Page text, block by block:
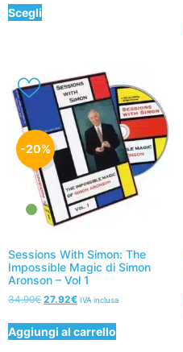
Scegli
-20%
Sessions With Simon: The
Impossible Magic di Simon
Aronson – Vol 1
34.90€ 27.92€ IVA inclusa
Aggiungi al carrello